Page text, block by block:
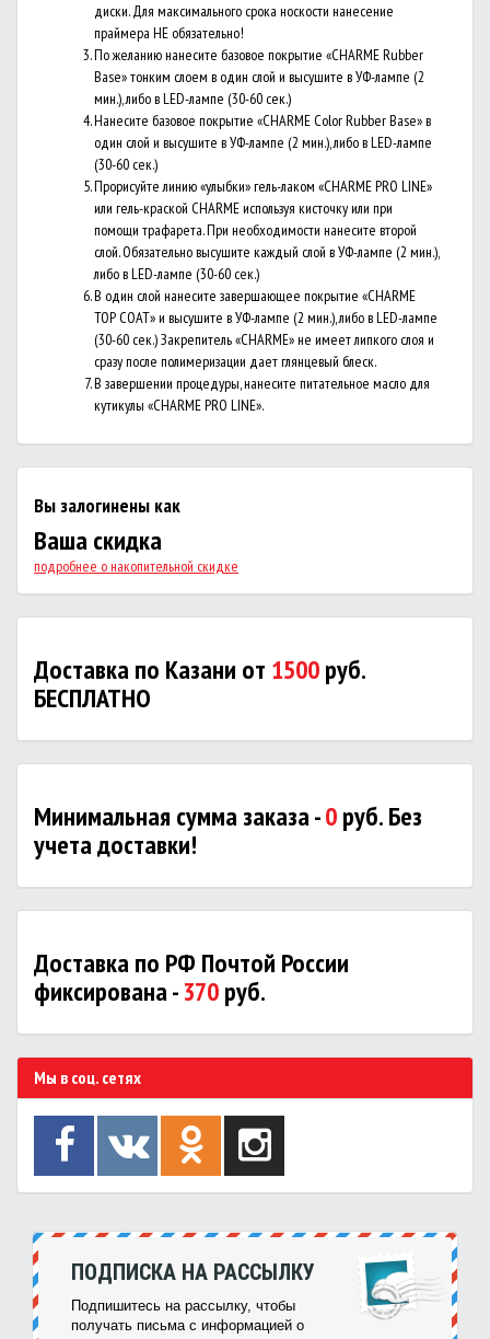
диски. Для максимального срока носкости нанесение
праймера НЕ обязательно!
По желанию нанесите базовое покрытие «CHARME Rubber
Base» тонким слоем в один слой и высушите в УФ-лампе (2
мин.), либо в LED-лампе (30-60 сек.)
Нанесите базовое покрытие «CHARME Color Rubber Base» в
один слой и высушите в УФ-лампе (2 мин.), либо в LED-лампе
(30-60 сек.)
Прорисуйте линию «улыбки» гель-лаком «CHARME PRO LINE»
или гель-краской CHARME используя кисточку или при
помощи трафарета. При необходимости нанесите второй
слой. Обязательно высушите каждый слой в УФ-лампе (2 мин.),
либо в LED-лампе (30-60 сек.)
В один слой нанесите завершающее покрытие «CHARME
TOP COAT» и высушите в УФ-лампе (2 мин.), либо в LED-лампе
(30-60 сек.) Закрепитель «CHARME» не имеет липкого слоя и
сразу после полимеризации дает глянцевый блеск.
В завершении процедуры, нанесите питательное масло для
кутикулы «CHARME PRO LINE».
Вы залогинены как
Ваша скидка
подробнее о накопительной скидке
Доставка по Казани от 1500руб.
БЕСПЛАТНО
Минимальная сумма заказа -0руб. Без
учета доставки!
Доставка по РФ Почтой России
фиксирована -370руб.
Мы в соц. сетях
ПОДПИСКА НА РАССЫЛКУ
Подпишитесь на рассылку, чтобы
получать письма с информацией о